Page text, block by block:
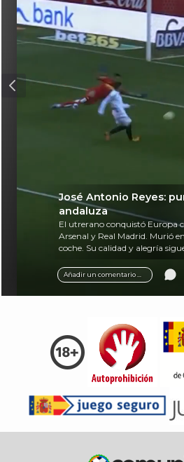
Añadir un comentario ...
José Antonio Reyes:
andaluza
El utrerano conquistó Europa
Arsenal y Real Madrid. Murió
coche. Su calidad y alegría